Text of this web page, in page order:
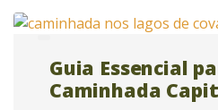
Guia Essencial
Caminhada